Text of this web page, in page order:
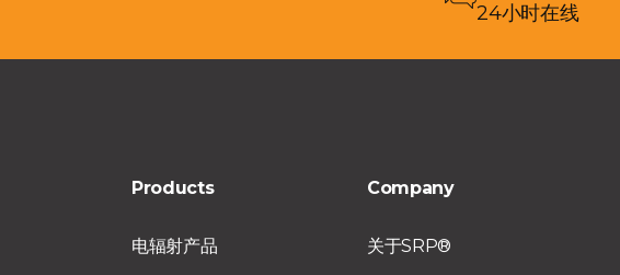
24小时在线
Products
电辐射产品
Company
关于SRP®